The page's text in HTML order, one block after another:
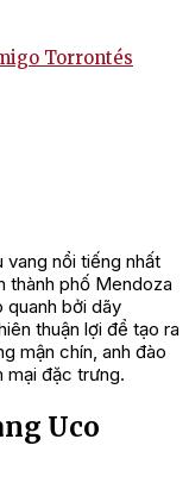
Torrontés
vang nổi tiếng nhất
thành phố Mendoza
quanh bởi dãy
thuận lợi để tạo ra
mận chín, anh đào
mại đặc trưng.
Uco